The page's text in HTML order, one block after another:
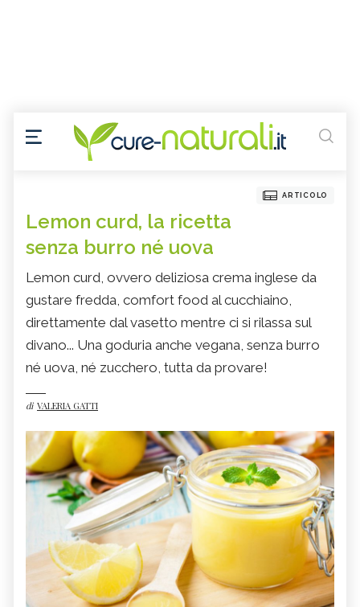
ARTICOLO
Lemon curd, la ricetta
senza burro né uova
Lemon curd, ovvero deliziosa crema inglese da
gustare fredda, comfort food al cucchiaino,
direttamente dal vasetto mentre ci si rilassa sul
divano... Una goduria anche vegana, senza burro
né uova, né zucchero, tutta da provare!
di VALERIA GATTI